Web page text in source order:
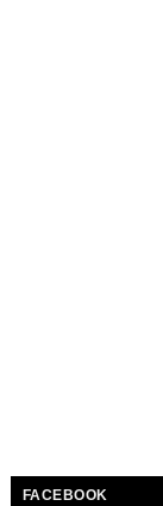
FACEBOOK